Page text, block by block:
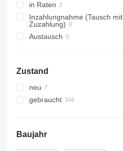
in Raten
Inzahlungnahme (Tausch mit
Zuzahlung)
Austausch
Zustand
neu
gebraucht
Baujahr